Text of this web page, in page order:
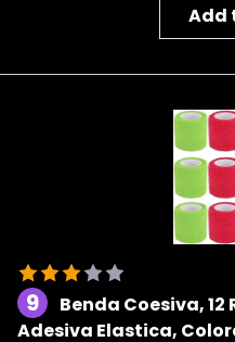
Add
9
Benda Coesiva,
Adesiva Elastica,